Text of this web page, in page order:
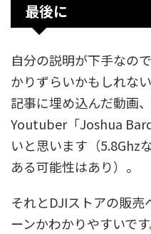
最後に
自分の説明が下手なの
かりずらいかもしれな
記事に埋め込んだ動画
Youtuber「Joshua
いと思います（5.8Ghz
ある可能性はあり）。
それとDJIストアの販
ーンかわかりやすいです